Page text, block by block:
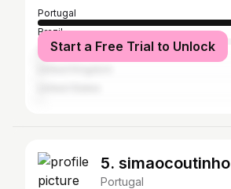
Portugal
Brazil
Spain
Start a Free Trial to Unlock
5. simaocoutinho
Portugal